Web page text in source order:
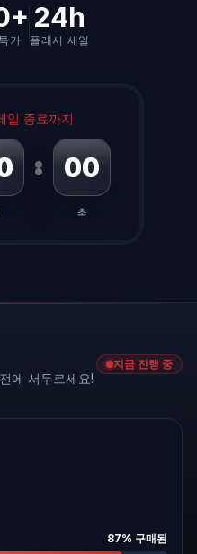
가
24h
플래시 세일
일 종료까지
00
초
에 서두르세요!
지금 진행 중
87% 구매됨